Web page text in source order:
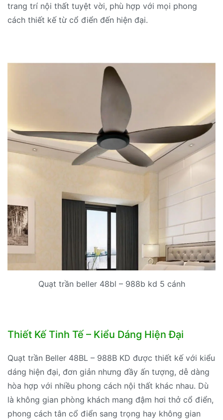
trang trí nội thất tuyệt vời, phù hợp với mọi phong
cách thiết kế từ cổ điển đến hiện đại.
Quạt trần beller 48bl – 988b kd 5 cánh
Thiết Kế Tinh Tế – Kiểu Dáng Hiện Đại
Quạt trần Beller 48BL – 988B KD được thiết kế với kiểu
dáng hiện đại, đơn giản nhưng đầy ấn tượng, dễ dàng
hòa hợp với nhiều phong cách nội thất khác nhau. Dù
là không gian phòng khách mang đậm hơi thở cổ điển,
phong cách tân cổ điển sang trọng hay không gian